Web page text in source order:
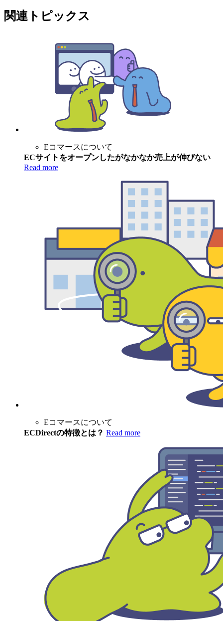
関連トピックス
Eコマースについて
ECサイトをオープンしたがなかなか売上が伸びない
Read more
Eコマースについて
ECDirectの特徴とは？ Read more